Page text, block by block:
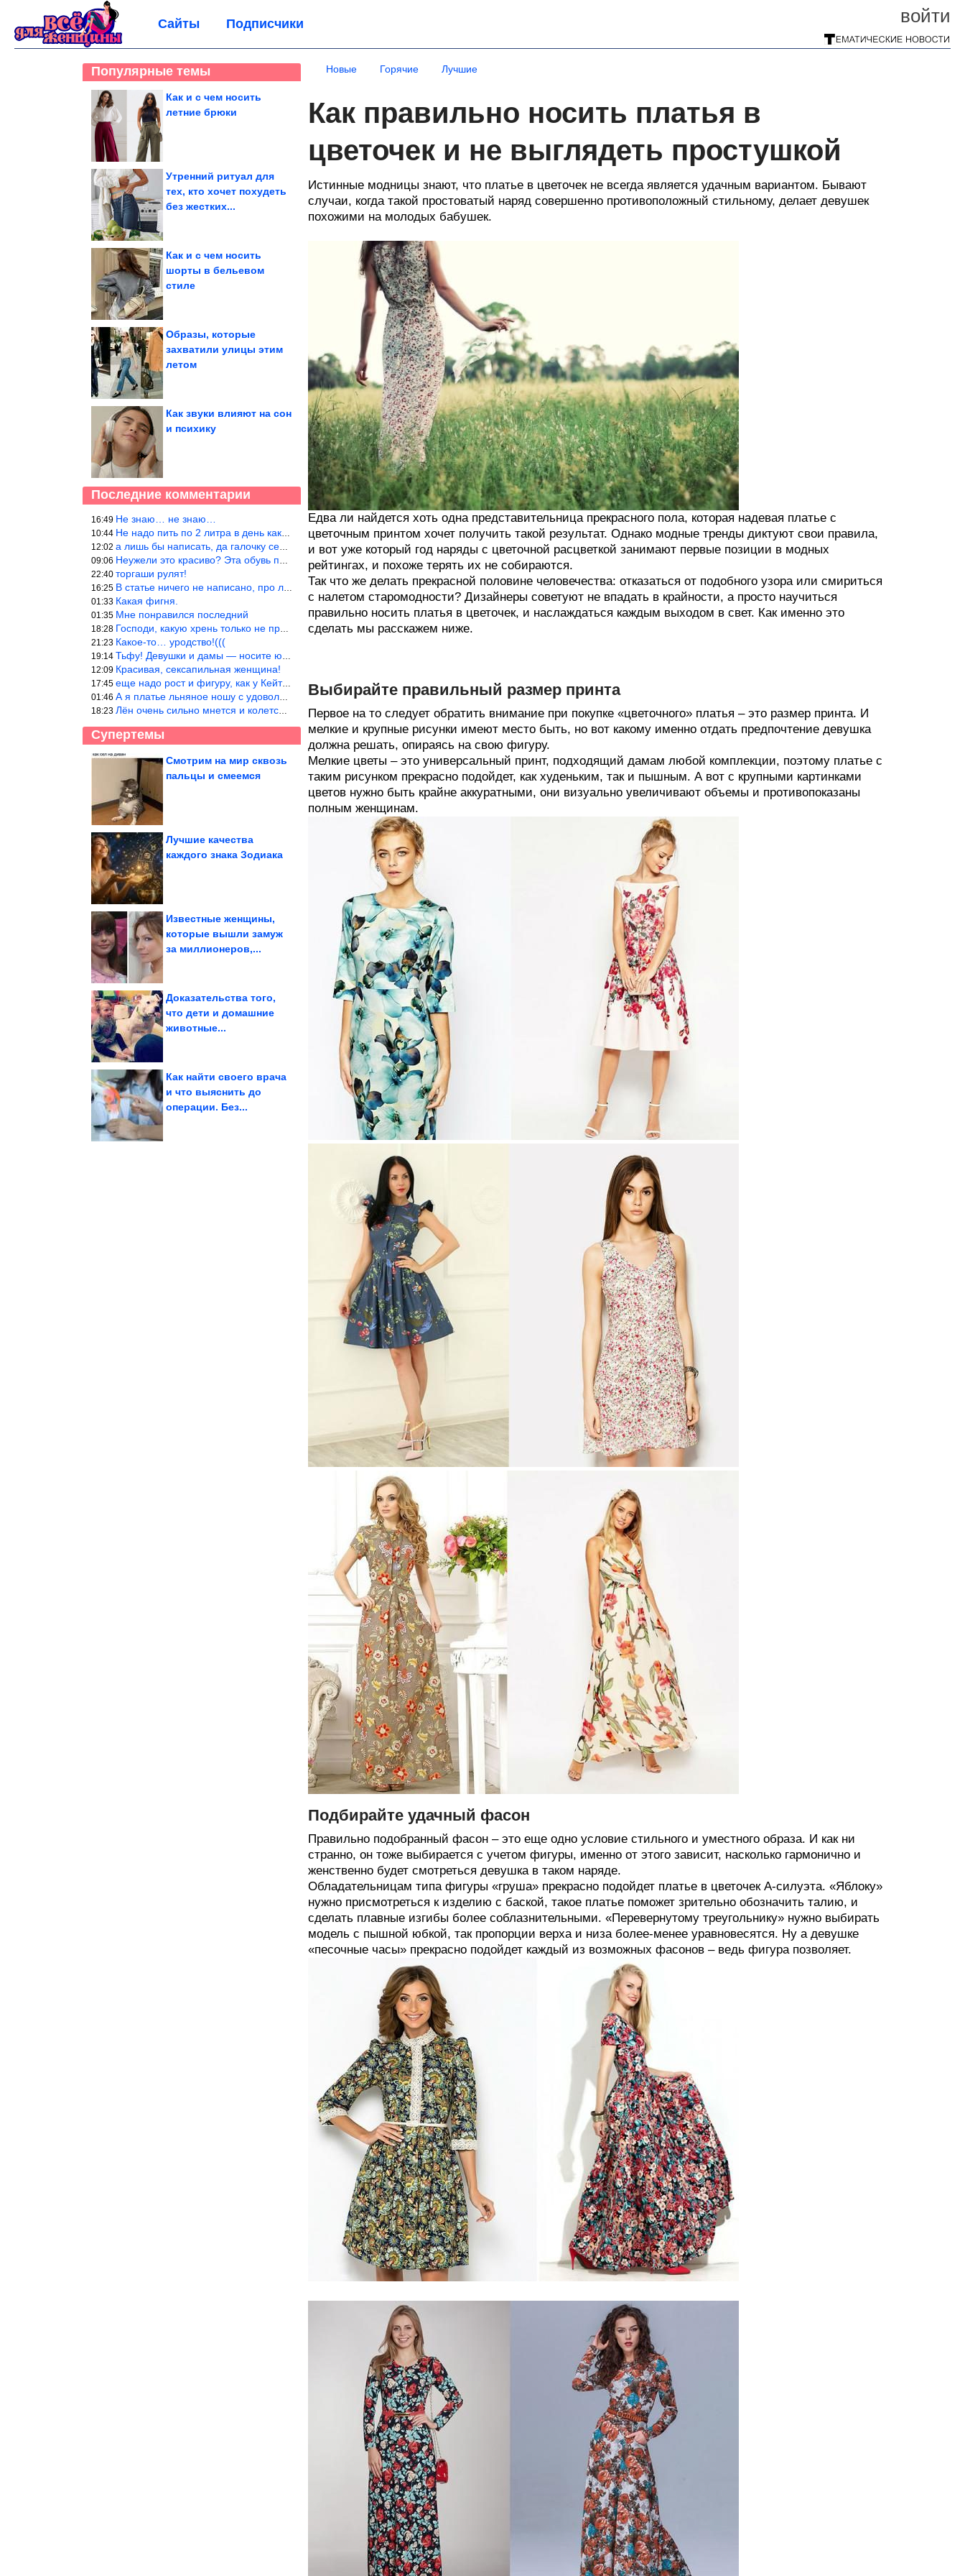
войти
Сайты Подписчики
Популярные темы
Как и с чем носить
летние брюки
Утренний ритуал для
тех, кто хочет похудеть
без жестких...
Как и с чем носить
шорты в бельевом
стиле
Образы, которые
захватили улицы этим
летом
Как звуки влияют на сон
и психику
Последние комментарии
16:49 Не знаю… не знаю…
10:44 Не надо пить по 2 литра в день как советуют, пейте только когда
12:02 а лишь бы написать, да галочку себе поставить: я написала статью
09:06 Неужели это красиво? Эта обувь похожа на копыто животного, не хв
22:40 торгаши рулят!
16:25 В статье ничего не написано, про ловушки при выкладывании товара
01:33 Какая фигня.
01:35 Мне понравился последний
18:28 Господи, какую хрень только не придумают, лишь бы бабла срубить!
21:23 Какое-то… уродство!(((
19:14 Тьфу! Девушки и дамы — носите юбки(пожалуйста), любые штаны на ж
12:09 Красивая, сексапильная женщина!
17:45 еще надо рост и фигуру, как у Кейт Мос в юности… тогда и стиль т
01:46 А я платье льняное ношу с удовольствием.Мнется как и все. Но это
18:23 Лён очень сильно мнется и колется. Был у меня костюм, юбка и жак
Супертемы
Этот вкусный салат
Смотрим на мир сквозь
пальцы и смеемся
Лучшие качества
каждого знака Зодиака
Известные женщины,
которые вышли замуж
за миллионеров,...
Фотографии известных
Доказательства того,
что дети и домашние
животные...
Древние артефакты,
которые заставят вас
усомниться в...
Как найти своего врача
и что выяснить до
операции. Без...
Новые Горячие Лучшие
Как правильно носить платья в
цветочек и не выглядеть простушкой
Истинные модницы знают, что платье в цветочек не всегда является удачным вариантом. Бывают
случаи, когда такой простоватый наряд совершенно противоположный стильному, делает девушек
похожими на молодых бабушек.
Едва ли найдется хоть одна представительница прекрасного пола, которая надевая платье с
цветочным принтом хочет получить такой результат. Однако модные тренды диктуют свои правила,
и вот уже который год наряды с цветочной расцветкой занимают первые позиции в модных
рейтингах, и похоже терять их не собираются.
Так что же делать прекрасной половине человечества: отказаться от подобного узора или смириться
с налетом старомодности? Дизайнеры советуют не впадать в крайности, а просто научиться
правильно носить платья в цветочек, и наслаждаться каждым выходом в свет. Как именно это
сделать мы расскажем ниже.
Выбирайте правильный размер принта
Первое на то следует обратить внимание при покупке «цветочного» платья – это размер принта. И
мелкие и крупные рисунки имеют место быть, но вот какому именно отдать предпочтение девушка
должна решать, опираясь на свою фигуру.
Мелкие цветы – это универсальный принт, подходящий дамам любой комплекции, поэтому платье с
таким рисунком прекрасно подойдет, как худеньким, так и пышным. А вот с крупными картинками
цветов нужно быть крайне аккуратными, они визуально увеличивают объемы и противопоказаны
полным женщинам.
Подбирайте удачный фасон
Правильно подобранный фасон – это еще одно условие стильного и уместного образа. И как ни
странно, он тоже выбирается с учетом фигуры, именно от этого зависит, насколько гармонично и
женственно будет смотреться девушка в таком наряде.
Обладательницам типа фигуры «груша» прекрасно подойдет платье в цветочек А-силуэта. «Яблоку»
нужно присмотреться к изделию с баской, такое платье поможет зрительно обозначить талию, и
сделать плавные изгибы более соблазнительными. «Перевернутому треугольнику» нужно выбирать
модель с пышной юбкой, так пропорции верха и низа более-менее уравновесятся. Ну а девушке
«песочные часы» прекрасно подойдет каждый из возможных фасонов – ведь фигура позволяет.